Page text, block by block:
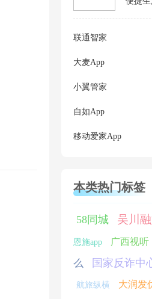
联通智家
大麦App
小翼管家
自如App
移动爱家App
本类热门标签
58同城 吴川
恩施app 广西视听
么
国家反诈中
航旅纵横 大润发